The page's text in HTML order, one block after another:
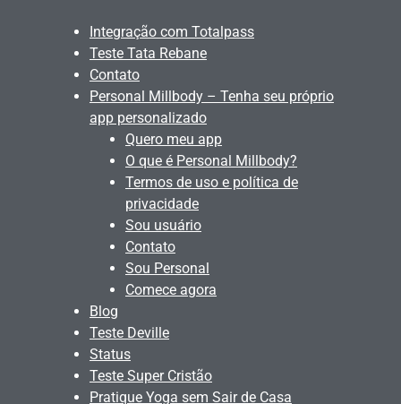
Integração com Totalpass
Teste Tata Rebane
Contato
Personal Millbody – Tenha seu próprio
app personalizado
Quero meu app
O que é Personal Millbody?
Termos de uso e política de
privacidade
Sou usuário
Contato
Sou Personal
Comece agora
Blog
Teste Deville
Status
Teste Super Cristão
Pratique Yoga sem Sair de Casa